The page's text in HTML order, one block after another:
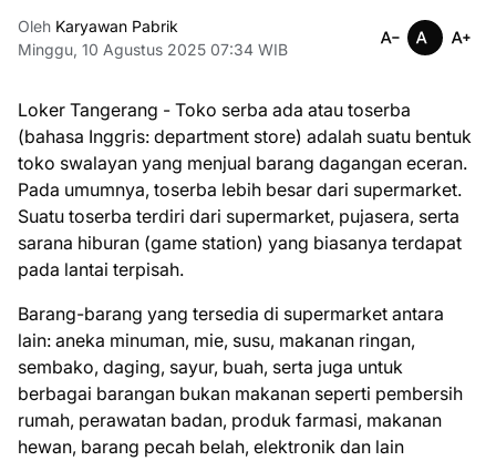
Oleh Karyawan Pabrik
Minggu, 10 Agustus 2025 07:34 WIB
Loker Tangerang - Toko serba ada atau toserba
(bahasa Inggris: department store) adalah suatu bentuk
toko swalayan yang menjual barang dagangan eceran.
Pada umumnya, toserba lebih besar dari supermarket.
Suatu toserba terdiri dari supermarket, pujasera, serta
sarana hiburan (game station) yang biasanya terdapat
pada lantai terpisah.
Barang-barang yang tersedia di supermarket antara
lain: aneka minuman, mie, susu, makanan ringan,
sembako, daging, sayur, buah, serta juga untuk
berbagai barangan bukan makanan seperti pembersih
rumah, perawatan badan, produk farmasi, makanan
hewan, barang pecah belah, elektronik dan lain